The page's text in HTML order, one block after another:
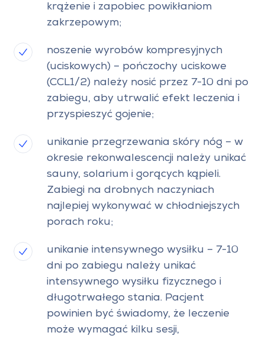
krążenie i zapobiec powikłaniom
zakrzepowym;
noszenie wyrobów kompresyjnych
(uciskowych) – pończochy uciskowe
(CCL1/2) należy nosić przez 7-10 dni po
zabiegu, aby utrwalić efekt leczenia i
przyspieszyć gojenie;
unikanie przegrzewania skóry nóg – w
okresie rekonwalescencji należy unikać
sauny, solarium i gorących kąpieli.
Zabiegi na drobnych naczyniach
najlepiej wykonywać w chłodniejszych
porach roku;
unikanie intensywnego wysiłku – 7-10
dni po zabiegu należy unikać
intensywnego wysiłku fizycznego i
długotrwałego stania. Pacjent
powinien być świadomy, że leczenie
może wymagać kilku sesji,